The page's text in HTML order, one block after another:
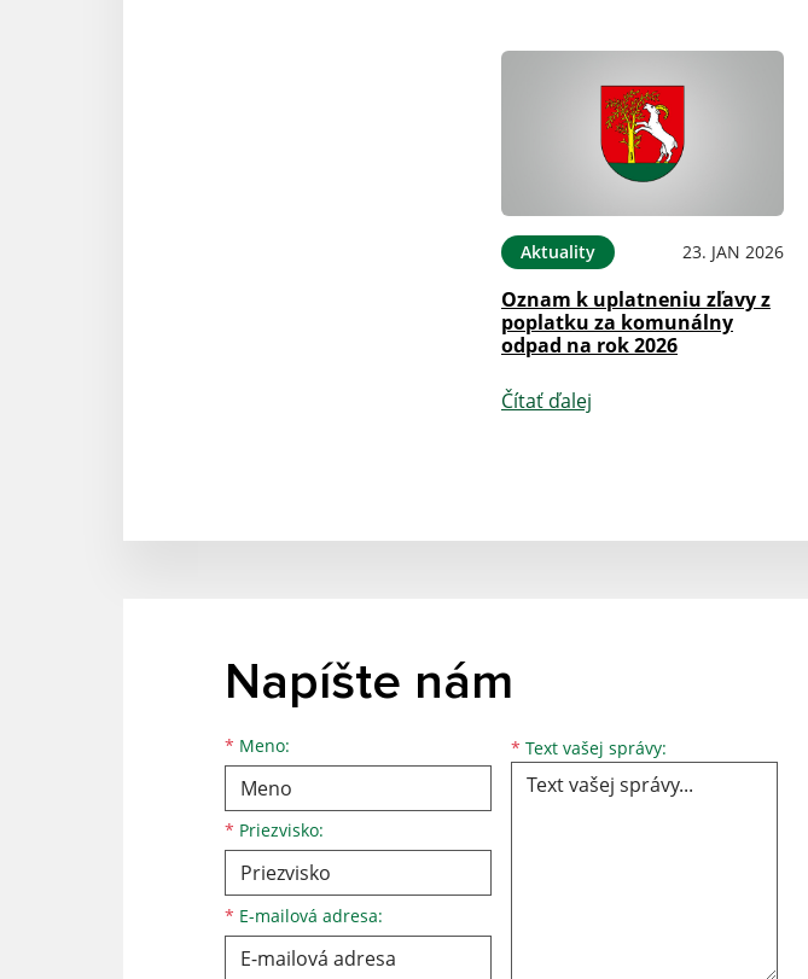
Aktuality 23. JAN 2026
Oznam k uplatneniu zľavy z
poplatku za komunálny
odpad na rok 2026
Čítať ďalej
Napíšte nám
* Meno:
* Priezvisko:
* E-mailová adresa:
* Text vašej správy: